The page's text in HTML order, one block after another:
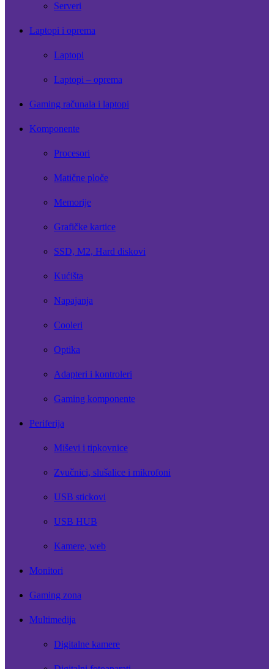
Serveri
Laptopi i oprema
Laptopi
Laptopi – oprema
Gaming računala i laptopi
Komponente
Procesori
Matične ploče
Memorije
Grafičke kartice
SSD, M2, Hard diskovi
Kućišta
Napajanja
Cooleri
Optika
Adapteri i kontroleri
Gaming komponente
Periferija
Miševi i tipkovnice
Zvučnici, slušalice i mikrofoni
USB stickovi
USB HUB
Kamere, web
Monitori
Gaming zona
Multimedija
Digitalne kamere